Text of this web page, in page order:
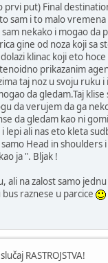
prvi put) Final
sam i to malo
nekako i mogao da
gine od noza koji sa
klinac koji eto hoce
prikazanim
taj noz u svoju ruku i
da gledam.Taj klise
da verujem da ga
da gledam kao ni
lepi ali nas eto kleta
Head in shoulders
ja ". Bljak !
ali na zalost samo
raznese u parcice
RASTROJSTVA!